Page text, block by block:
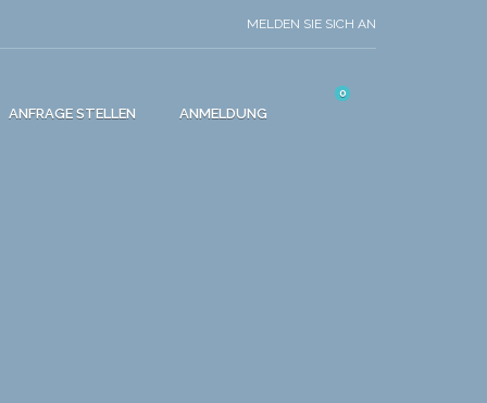
MELDEN SIE SICH AN
ANFRAGE STELLEN ANMELDUNG
0